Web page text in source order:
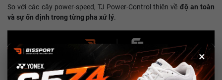
×
So với các cây power-speed, TJ Power-Control thiên về độ an toàn
và sự ổn định trong từng pha xử lý.